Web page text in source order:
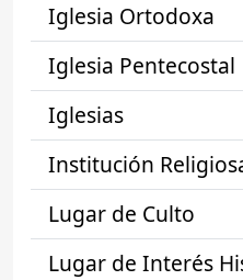
Iglesia Ortodoxa
Iglesia Pentecostal
Iglesias
Institución
Lugar de Culto
Lugar de Interés